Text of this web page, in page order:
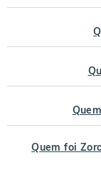
Quem foi